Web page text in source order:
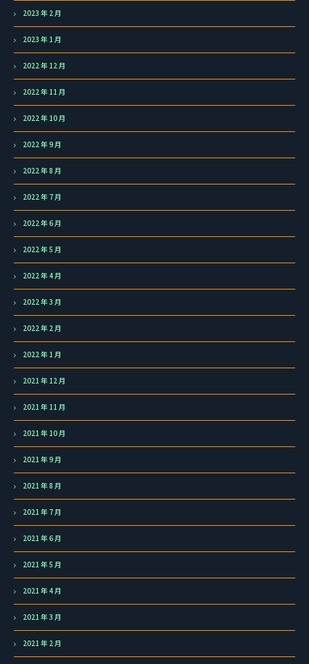
2023 年 2 月
2023 年 1 月
2022 年 12 月
2022 年 11 月
2022 年 10 月
2022 年 9 月
2022 年 8 月
2022 年 7 月
2022 年 6 月
2022 年 5 月
2022 年 4 月
2022 年 3 月
2022 年 2 月
2022 年 1 月
2021 年 12 月
2021 年 11 月
2021 年 10 月
2021 年 9 月
2021 年 8 月
2021 年 7 月
2021 年 6 月
2021 年 5 月
2021 年 4 月
2021 年 3 月
2021 年 2 月